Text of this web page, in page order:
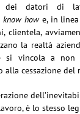
dei datori di
know howe, in linea
clientela,
la realtà
si vincola a non
alla cessazione del
è lo stesso